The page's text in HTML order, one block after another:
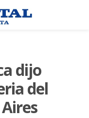
dijo
del